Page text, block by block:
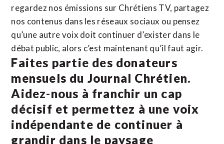
regardez nos émissions sur Chrétiens TV, partagez
nos contenus dans les réseaux sociaux ou pensez
qu’une autre voix doit continuer d’exister dans le
débat public, alors c’est maintenant qu’il faut agir.
Faites partie des donateurs
mensuels du Journal Chrétien.
Aidez-nous à franchir un cap
décisif et permettez à une voix
indépendante de continuer à
grandir dans le paysage